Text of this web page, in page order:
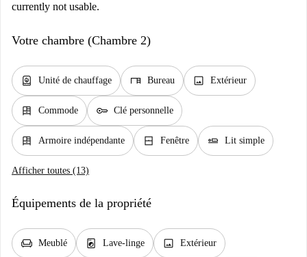
currently not usable.
Votre chambre (Chambre 2)
water_heater Unité de chauffage desk Bureau image Extérieur
dresser Commode key Clé personnelle
dresser Armoire indépendante window_closed Fenêtre airline_seat_flat Lit simple
Afficher toutes (13)
Équipements de la propriété
chair Meublé local_laundry_service Lave-linge image Extérieur